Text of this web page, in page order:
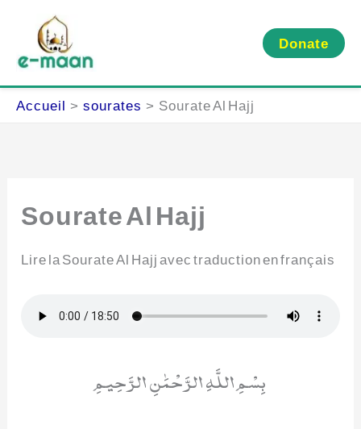
contenu
Donate
Accueil sourates Sourate Al Hajj
Sourate Al Hajj
Lire la Sourate Al Hajj avec traduction en français
بِسْمِ اللَّهِ الرَّحْمَٰنِ الرَّحِيمِ